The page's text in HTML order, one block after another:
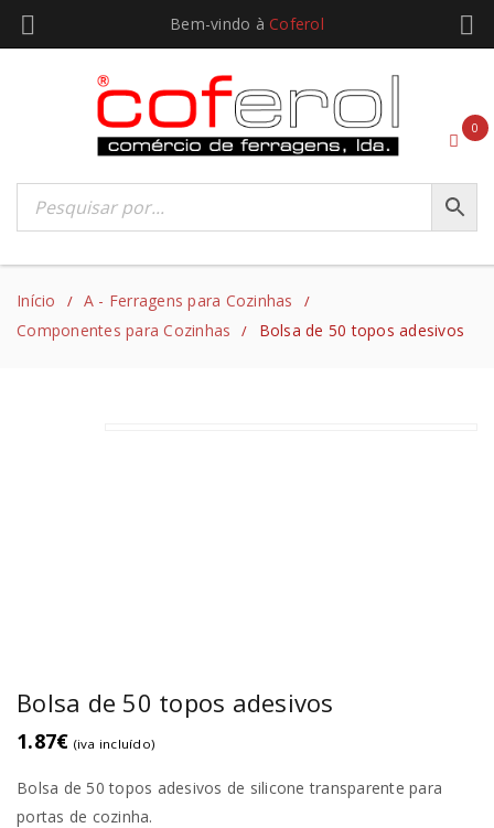
Bem-vindo à Coferol
0
Início / A - Ferragens para Cozinhas /
Componentes para Cozinhas / Bolsa de 50 topos adesivos
Bolsa de 50 topos adesivos
1.87€ (iva incluído)
Bolsa de 50 topos adesivos de silicone transparente para
portas de cozinha.